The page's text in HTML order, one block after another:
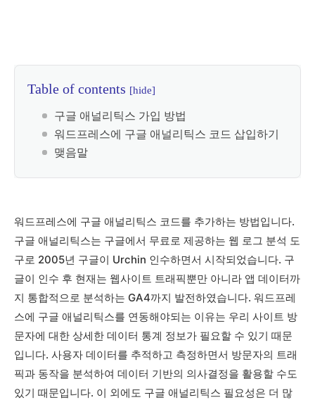
Table of contents [hide]
구글 애널리틱스 가입 방법
워드프레스에 구글 애널리틱스 코드 삽입하기
맺음말
워드프레스에 구글 애널리틱스 코드를 추가하는 방법입니다.
구글 애널리틱스는 구글에서 무료로 제공하는 웹 로그 분석 도
구로 2005년 구글이 Urchin 인수하면서 시작되었습니다. 구
글이 인수 후 현재는 웹사이트 트래픽뿐만 아니라 앱 데이터까
지 통합적으로 분석하는 GA4까지 발전하였습니다. 워드프레
스에 구글 애널리틱스를 연동해야되는 이유는 우리 사이트 방
문자에 대한 상세한 데이터 통계 정보가 필요할 수 있기 때문
입니다. 사용자 데이터를 추적하고 측정하면서 방문자의 트래
픽과 동작을 분석하여 데이터 기반의 의사결정을 활용할 수도
있기 때문입니다. 이 외에도 구글 애널리틱스 필요성은 더 많